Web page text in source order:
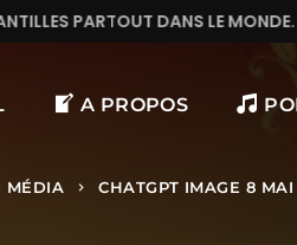
DANS LE MONDE.
A PROPOS
MÉDIA keyboard_arrow_right CHATGPT IMAGE 8